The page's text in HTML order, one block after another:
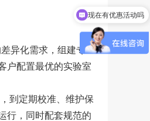
异化需求，组建专业
户配置最优的实验室
到定期校准、维护保
行，同时配套规范的
现在有优惠活动吗